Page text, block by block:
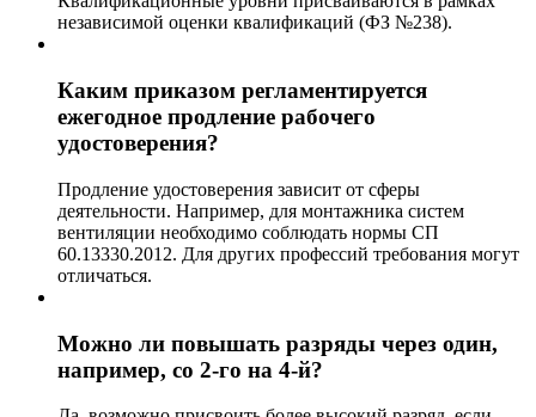
независимой оценки квалификаций (ФЗ №238).
Каким приказом регламентируется
ежегодное продление рабочего
удостоверения?
Продление удостоверения зависит от сферы
деятельности. Например, для монтажника систем
вентиляции необходимо соблюдать нормы СП
60.13330.2012. Для других профессий требования могут
отличаться.
Можно ли повышать разряды через один,
например, со 2-го на 4-й?